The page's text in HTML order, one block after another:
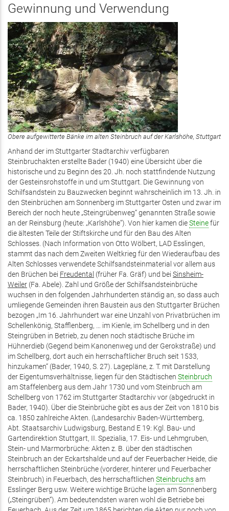
Gewinnung und Verwendung
Obere aufgewitterte Bänke im alten Steinbruch auf der Karlshöhe, Stuttgart
Anhand der im Stuttgarter Stadtarchiv verfügbaren
Steinbruchakten erstellte Bader (1940) eine Übersicht über die
historische und zu Beginn des 20. Jh. noch stattfindende Nutzung
der Gesteinsrohstoffe in und um Stuttgart. Die Gewinnung von
Schilfsandstein zu Bauzwecken beginnt wahrscheinlich im 13. Jh. in
den Steinbrüchen am Sonnenberg im Stuttgarter Osten und zwar im
Bereich der noch heute „Steingrübenweg“ genannten Straße sowie
an der Reinsburg (heute: „Karlshöhe“). Von hier kamen dieSteinefür
die ältesten Teile der Stiftskirche und für den Bau des Alten
Schlosses. (Nach Information von Otto Wölbert, LAD Esslingen,
stammt das nach dem Zweiten Weltkrieg für den Wiederaufbau des
Alten Schlosses verwendete Schilfsandsteinmaterial vor allem aus
den Brüchen bei Freudental (früher Fa. Gräf) und bei Sinsheim-
Weiler (Fa. Abele). Zahl und Größe der Schilfsandsteinbrüche
wuchsen in den folgenden Jahrhunderten ständig an, so dass auch
umliegende Gemeinden ihren Baustein aus den Stuttgarter Brüchen
bezogen „Im 16. Jahrhundert war eine Unzahl von Privatbrüchen im
Schellenkönig, Stafflenberg, … im Kienle, im Schellberg und in den
Steingrüben in Betrieb, zu denen noch städtische Brüche im
Hühnerdieb (Gegend beim Kanonenweg und der Gerokstraße) und
im Schellberg, dort auch ein herrschaftlicher Bruch seit 1533,
hinzukamen“ (Bader, 1940, S. 27). Lagepläne, z. T. mit Darstellung
der Eigentumsverhältnisse, liegen für den Städtischen Steinbruch
am Staffelenberg aus dem Jahr 1730 und vom Steinbruch am
Schellberg von 1762 im Stuttgarter Stadtarchiv vor (abgedruckt in
Bader, 1940). Über die Steinbrüche gibt es aus der Zeit von 1810 bis
ca. 1850 zahlreiche Akten. (Landesarchiv Baden-Württemberg,
Abt. Staatsarchiv Ludwigsburg, Bestand E 19: Kgl. Bau- und
Gartendirektion Stuttgart, II. Spezialia, 17. Eis- und Lehmgruben,
Stein- und Marmorbrüche: Akten z. B. über den städtischen
Steinbruch an der Eckartshalde und auf der Feuerbacher Heide, die
herrschaftlichen Steinbrüche (vorderer, hinterer und Feuerbacher
Steinbruch) in Feuerbach, des herrschaftlichen Steinbruchsam
Esslinger Berg usw. Weitere wichtige Brüche lagen am Sonnenberg
(„Steingrüben“). Am bedeutendsten waren wohl die Betriebe bei